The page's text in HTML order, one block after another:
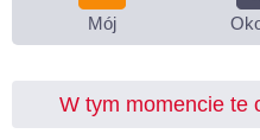
Mój
W tym momencie te